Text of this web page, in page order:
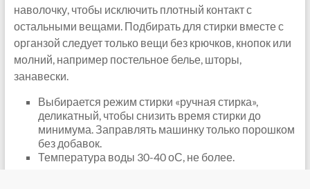
наволочку, чтобы исключить плотный контакт с
остальными вещами. Подбирать для стирки вместе с
органзой следует только вещи без крючков, кнопок или
молний, например постельное белье, шторы,
занавески.
Выбирается режим стирки «ручная стирка»,
деликатный, чтобы снизить время стирки до
минимума. Заправлять машинку только порошком
без добавок.
Температура воды 30-40 оС, не более.